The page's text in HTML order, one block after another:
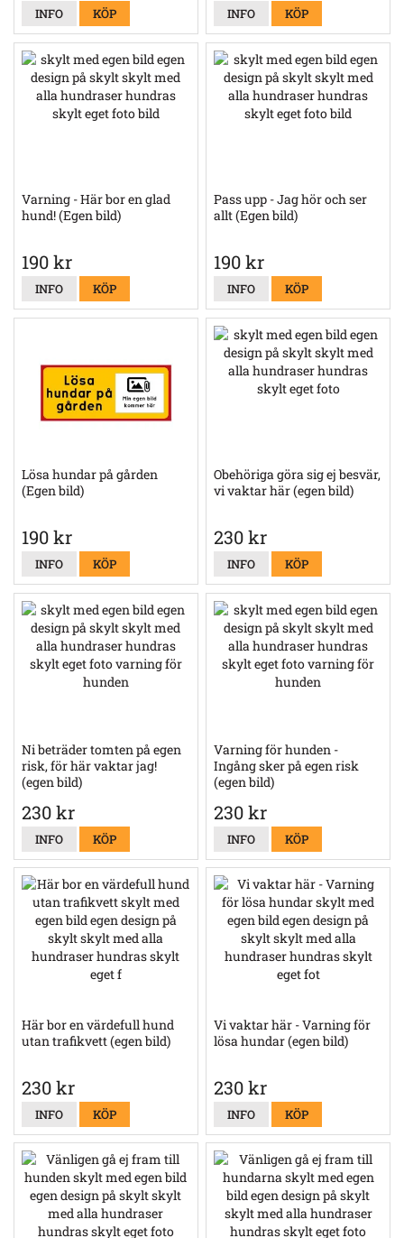
INFO KÖP INFO KÖP
Varning - Här bor en glad
hund! (Egen bild)
190 kr
INFO KÖP
Pass upp - Jag hör och ser
allt (Egen bild)
190 kr
INFO KÖP
Lösa hundar på gården
(Egen bild)
190 kr
INFO KÖP
Obehöriga göra sig ej besvär,
vi vaktar här (egen bild)
230 kr
INFO KÖP
Ni beträder tomten på egen
risk, för här vaktar jag!
(egen bild)
230 kr
INFO KÖP
Varning för hunden -
Ingång sker på egen risk
(egen bild)
230 kr
INFO KÖP
Här bor en värdefull hund
utan trafikvett (egen bild)
230 kr
INFO KÖP
Vi vaktar här - Varning för
lösa hundar (egen bild)
230 kr
INFO KÖP